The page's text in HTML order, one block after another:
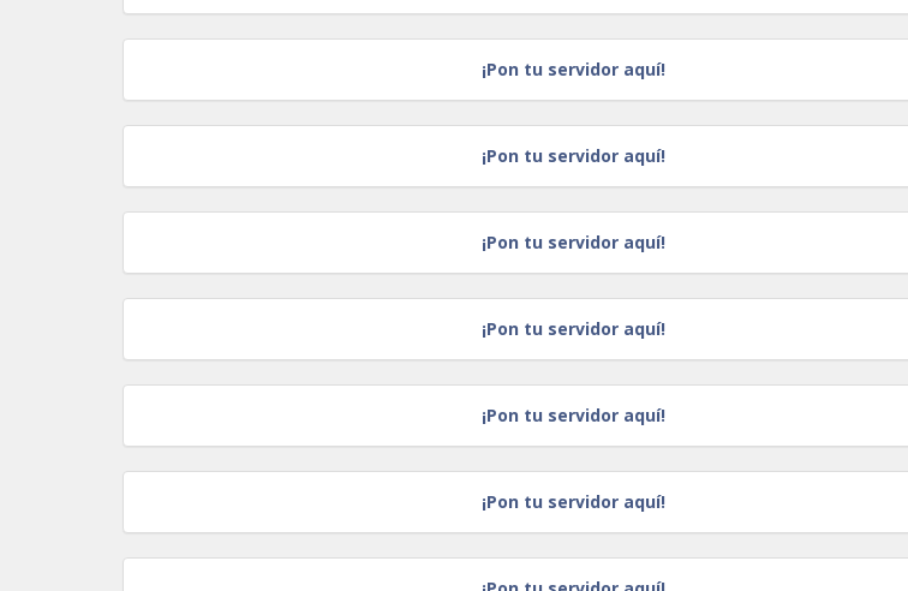
¡Pon tu servidor aquí!
¡Pon tu servidor aquí!
¡Pon tu servidor aquí!
¡Pon tu servidor aquí!
¡Pon tu servidor aquí!
¡Pon tu servidor aquí!